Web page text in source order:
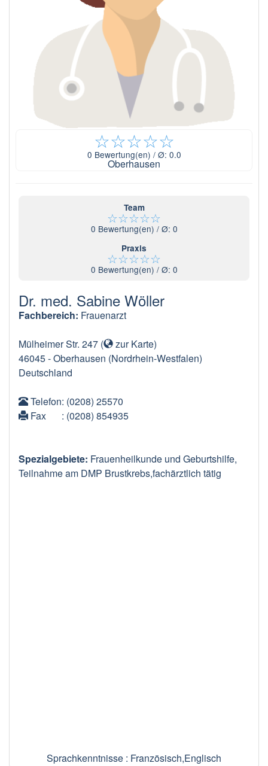
☆☆☆☆☆
0 Bewertung(en) / Ø: 0.0
Oberhausen
Team
☆☆☆☆☆
0 Bewertung(en) / Ø: 0
Praxis
☆☆☆☆☆
0 Bewertung(en) / Ø: 0
Dr. med. Sabine Wöller
Fachbereich: Frauenarzt
Mülheimer Str. 247 ( zur Karte)
46045-Oberhausen (Nordrhein-Westfalen)
Deutschland
Telefon: (0208) 25570
Fax
: (0208) 854935
Spezialgebiete: Frauenheilkunde und Geburtshilfe,
Teilnahme am DMP Brustkrebs,fachärztlich tätig
Sprachkenntnisse : Französisch,Englisch